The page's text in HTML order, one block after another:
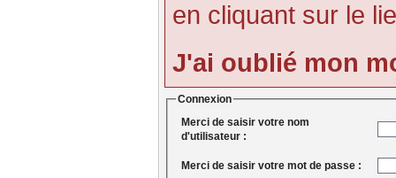
en cliquant sur le
J'ai oublié mon
Connexion
Merci de saisir votre nom
d'utilisateur :
Merci de saisir votre mot de passe :